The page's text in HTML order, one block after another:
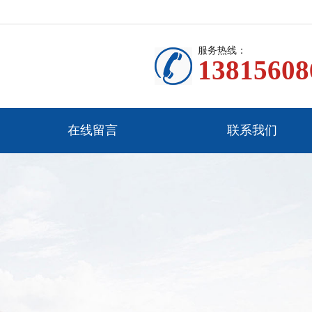
服务热线：
在线留言 联系我们